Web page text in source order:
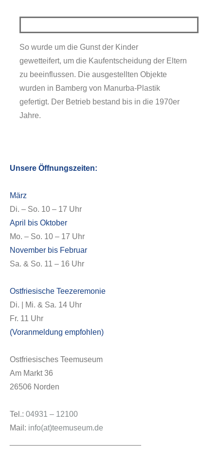
So wurde um die Gunst der Kinder
gewetteifert, um die Kaufentscheidung der Eltern
zu beeinflussen. Die ausgestellten Objekte
wurden in Bamberg von Manurba-Plastik
gefertigt. Der Betrieb bestand bis in die 1970er
Jahre.
Unsere Öffnungszeiten:
März
Di. – So. 10 – 17 Uhr
April bis Oktober
Mo. – So. 10 – 17 Uhr
November bis Februar
Sa. & So. 11 – 16 Uhr
Ostfriesische Teezeremonie
Di. | Mi. & Sa. 14 Uhr
Fr. 11 Uhr
(Voranmeldung empfohlen)
Ostfriesisches Teemuseum
Am Markt 36
26506 Norden
Tel.: 04931 – 12100
Mail: info(at)teemuseum.de